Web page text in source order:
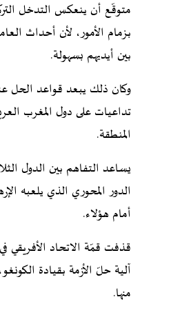
متوقّع أن ينعكس التدخل
بزمام الأمور، لأن أحداث
بين أيديهم بسهولة.
وكان ذلك يبعد قواعد الحل
تداعيات على دول المغرب
المنطقة.
يساعد التفاهم بين الدول
الدور المحوري الذي يلعبه
أمام هؤلاء.
قذفت قمّة الاتحاد الأفريقي
آلية حلّ الأزمة بقيادة
منها.